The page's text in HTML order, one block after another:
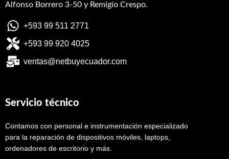
Alfonso Borrero 3-50 y Remigio Crespo.
+593 99 511 2771
+593 99 920 4025
ventas@netbuyecuador.com
Servicio técnico
Contamos con personal e instrumentación especializado
para la reparación de dispositivos móviles, laptops,
ordenadores de escritorio y más.